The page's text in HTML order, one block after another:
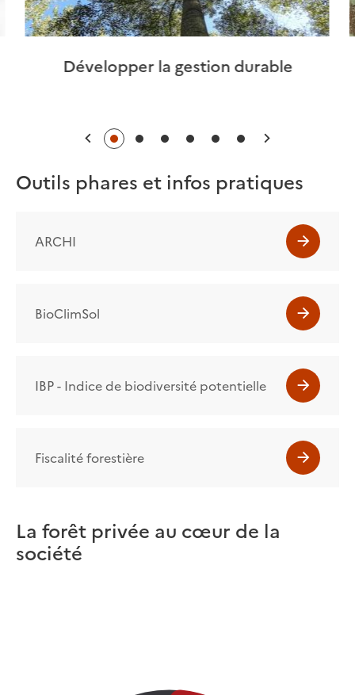
Développer la gestion durable
Outils phares et infos pratiques
ARCHI
BioClimSol
IBP - Indice de biodiversité potentielle
Fiscalité forestière
La forêt privée au cœur de la
société